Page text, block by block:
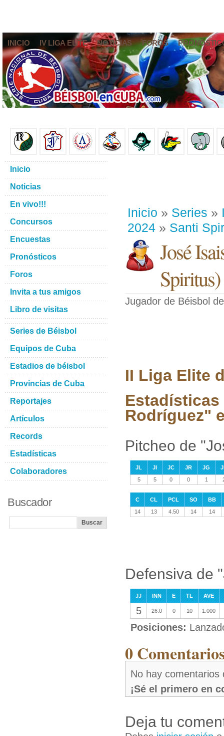
INICIO IV LIGA ELITE NOTICIAS FOROS
Inicio » Series »
2024 » Santi
José
Spiritus)
Jugador de Béisbol
II Liga Elite
Rodríguez"
Pitcheo de
JL JI JC JR JG
5
5 0 0 1
C CL PCL SO
BB
14
13 4.50 14 14
Defensiva de
JJ INN E TL AVE
5 26.0 0 10 1.000
Posiciones:
0
No hay
¡Sé el primero en
Deja tu
Inicio
Noticias
En vivo!!!
Concursos
Encuestas
Pronósticos
Foros
Invita a tus amigos
Libro de visitas
Series de Béisbol
Equipos de Cuba
Estadios de béisbol
Provincias de Cuba
Reportajes
Artículos
Records
Estadísticas
Colaboradores
Buscador